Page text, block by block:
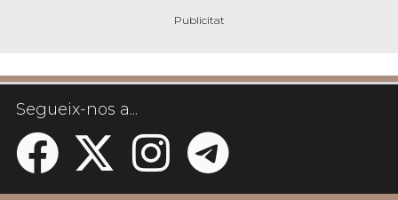
Segueix-nos a...